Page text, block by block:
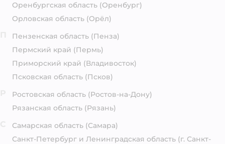
Оренбургская область (Оренбург)
Орловская область (Орёл)
Пензенская область (Пенза)
Пермский край (Пермь)
Приморский край (Владивосток)
Псковская область (Псков)
Ростовская область (Ростов-на-Дону)
Рязанская область (Рязань)
Самарская область (Самара)
Санкт-Петербург и Ленинградская область (г. Санкт-